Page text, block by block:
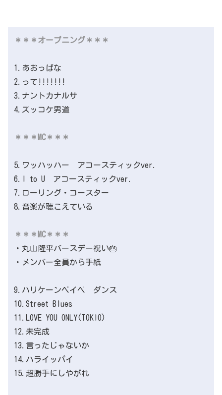
＊＊＊オープニング＊＊＊
1.あおっぱな
2.って!!!!!!!
3.ナントカナルサ
4.ズッコケ男道
＊＊＊MC＊＊＊
5.ワッハッハー アコースティックver.
6.I to U アコースティックver.
7.ローリング・コースター
8.音楽が聴こえている
＊＊＊MC＊＊＊
・丸山隆平バースデー祝い🎂
・メンバー全員から手紙
9.ハリケーンベイベ ダンス
10.Street Blues
11.LOVE YOU ONLY(TOKIO)
12.未完成
13.言ったじゃないか
14.ハライッパイ
15.超勝手にしやがれ